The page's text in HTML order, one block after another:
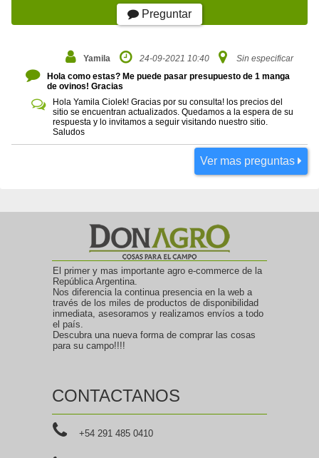
Preguntar
Yamila 24-09-2021 10:40
Sin especificar
Hola como estas? Me puede pasar presupuesto de 1 manga
de ovinos! Gracias
Hola Yamila Ciolek! Gracias por su consulta! los precios del
sitio se encuentran actualizados. Quedamos a la espera de su
respuesta y lo invitamos a seguir visitando nuestro sitio.
Saludos
Ver mas preguntas
El primer y mas importante agro e-commerce de la
República Argentina.
Nos diferencia la continua presencia en la web a
través de los miles de productos de disponibilidad
inmediata, asesoramos y realizamos envíos a todo
el país.
Descubra una nueva forma de comprar las cosas
para su campo!!!!
CONTACTANOS
+54 291 485 0410